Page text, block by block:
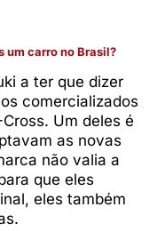
um carro no Brasil?
a ter que dizer
comercializados
Um deles é
as novas
não valia a
que eles
eles também